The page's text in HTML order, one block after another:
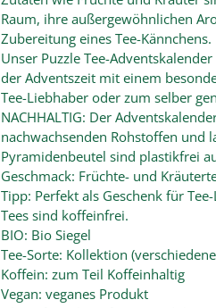
Raum, ihre außergewöhnlichen
Zubereitung eines Tee-Kännchens.
Unser Puzzle Tee-
der Adventszeit mit einem
Tee-Liebhaber oder zum selber
NACHHALTIG: Der
nachwachsenden Rohstoffen und
Pyramidenbeutel sind plastikfrei
Geschmack: Früchte- und
Tipp: Perfekt als Geschenk für
Tees sind koffeinfrei.
BIO: Bio Siegel
Tee-Sorte: Kollektion
Koffein: zum Teil Koffeinhaltig
Vegan: veganes Produkt